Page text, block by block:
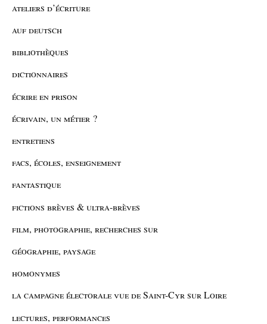
ateliers d’écriture
auf deutsch
bibliothèques
dictionnaires
écrire en prison
écrivain, un métier ?
entretiens
facs, écoles, enseignement
fantastique
fictions brèves & ultra-brèves
film, photographie, recherches sur
géographie, paysage
homonymes
la campagne électorale vue de Saint-Cyr sur Loire
lectures, performances